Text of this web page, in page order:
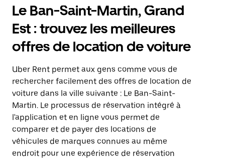
Le Ban-Saint-Martin, Grand
Est : trouvez les meilleures
offres de location de voiture
Uber Rent permet aux gens comme vous de
rechercher facilement des offres de location de
voiture dans la ville suivante : Le Ban-Saint-
Martin. Le processus de réservation intégré à
l'application et en ligne vous permet de
comparer et de payer des locations de
véhicules de marques connues au même
endroit pour une expérience de réservation